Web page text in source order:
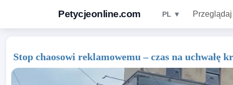
Petycjeonline.com PL ▼
Stop chaosowi reklamowemu – czas na uchwałę